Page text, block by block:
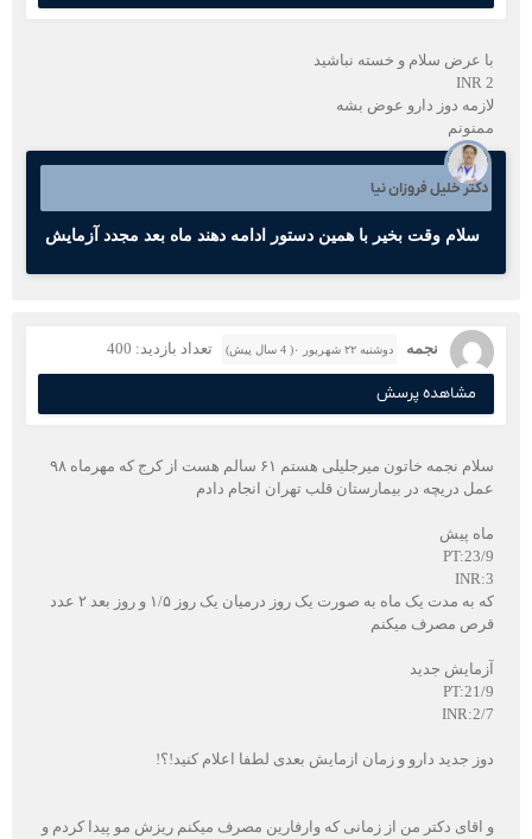
با عرض سلام و خسته نباشيد
INR 2
لازمه دوز دارو عوض بشه
ممنونم
دکتر خلیل فروزان نیا
سلام وقت بخیر با همین دستور ادامه دهند ماه بعد مجدد آزمایش
نجمه دوشنبه ۲۲ شهریور ۰( 4 سال پیش) تعداد بازدید: 400
مشاهده پرسش
سلام نجمه خاتون میرجلیلی هستم ۶۱ سالم هست از کرج که مهرماه ۹۸
عمل دریچه در بیمارستان قلب تهران انجام دادم
ماه پیش
PT:23/9
INR:3
که به مدت یک ماه به صورت یک روز‌ درمیان یک روز ۱/۵ و روز بعد ۲ عدد
قرص مصرف میکنم
آزمایش جدید
PT:21/9
INR:2/7
دوز جدید دارو و زمان ازمایش بعدی لطفا اعلام کنید!؟!
و اقای دکتر من از زمانی که وارفارین مصرف میکنم ریزش مو پیدا کردم و